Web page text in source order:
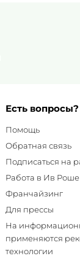
Есть вопросы?
Помощь
Обратная связь
Подписаться на
Работа в Ив Роше
Франчайзинг
Для прессы
На
применяются
технологии